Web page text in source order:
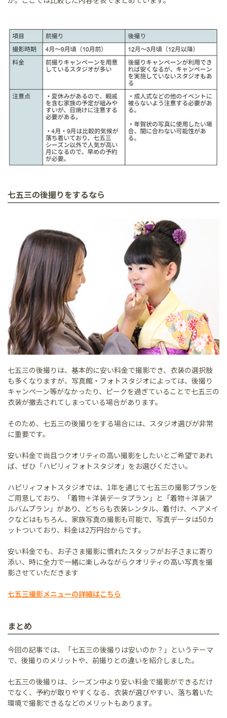
七五三の後撮りをするなら
七五三の後撮りは、基本的に安い料金で撮影でき、衣装の選択肢
も多くなりますが、写真館・フォトスタジオによっては、後撮り
キャンペーン等がなかったり、ピークを過ぎていることで七五三の
衣装が撤去されてしまっている場合があります。
そのため、七五三の後撮りをする場合には、スタジオ選びが非常
に重要です。
安い料金で尚且つクオリティの高い撮影をしたいとご希望であれ
ば、ぜひ「ハピリィフォトスタジオ」をお選びください。
ハピリィフォトスタジオでは、1年を通じて七五三の撮影プランを
ご用意しており、「着物＋洋装データプラン」と「着物＋洋装ア
ルバムプラン」があり、どちらも衣装レンタル、着付け、ヘアメイ
クなどはもちろん、家族写真の撮影も可能で、写真データは50カ
ットついており、料金は2万円台からです。
安い料金でも、お子さま撮影に慣れたスタッフがお子さまに寄り
添い、時に全力で一緒に楽しみながらクオリティの高い写真を撮
影させていただきます
七五三撮影メニューの詳細はこちら
まとめ
今回の記事では、「七五三の後撮りは安いのか？」というテーマ
で、後撮りのメリットや、前撮りとの違いを紹介しました。
七五三の後撮りは、シーズン中より安い料金で撮影ができるだけ
でなく、予約が取りやすくなる、衣装が選びやすい、落ち着いた
環境で撮影できるなどのメリットもあります。